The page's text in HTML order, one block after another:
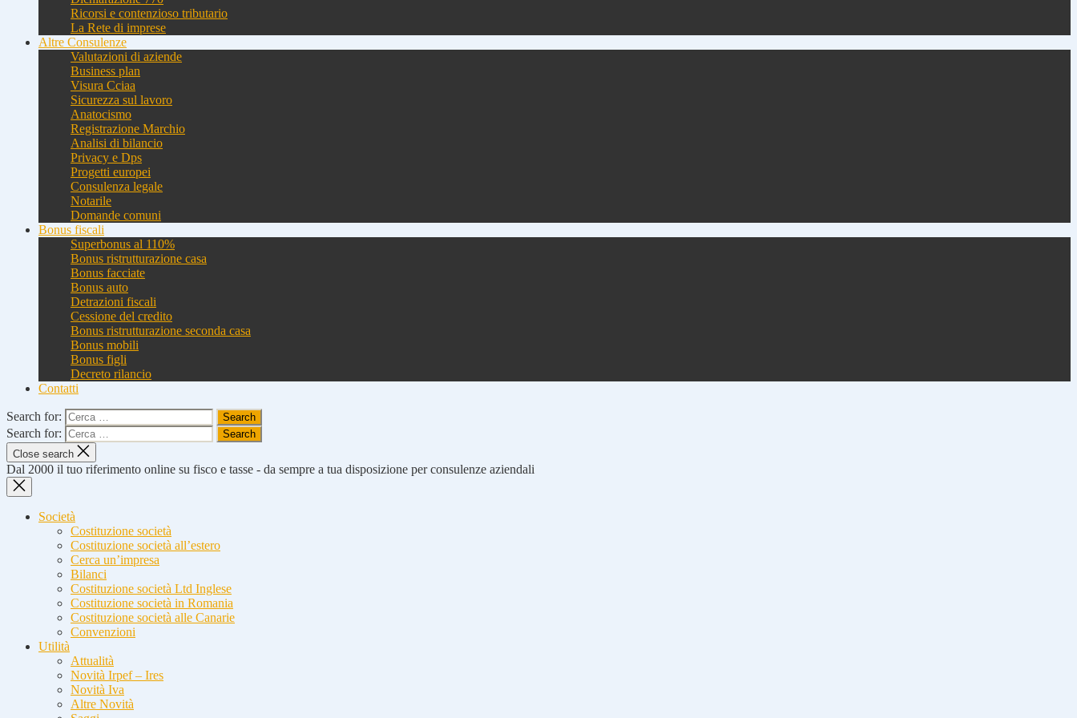
Ricorsi e contenzioso tributario
La Rete di imprese
Altre Consulenze
Valutazioni di aziende
Business plan
Visura Cciaa
Sicurezza sul lavoro
Anatocismo
Registrazione Marchio
Analisi di bilancio
Privacy e Dps
Progetti europei
Consulenza legale
Notarile
Domande comuni
Bonus fiscali
Superbonus al 110%
Bonus ristrutturazione casa
Bonus facciate
Bonus auto
Detrazioni fiscali
Cessione del credito
Bonus ristrutturazione seconda casa
Bonus mobili
Bonus figli
Decreto rilancio
Contatti
Search for:
Search for:
Close search
Dal 2000 il tuo riferimento online su fisco e tasse - da sempre a tua disposizione per consulenze aziendali
Società
Costituzione società
Costituzione società all’estero
Cerca un’impresa
Bilanci
Costituzione società Ltd Inglese
Costituzione società in Romania
Costituzione società alle Canarie
Convenzioni
Utilità
Attualità
Novità Irpef – Ires
Novità Iva
Altre Novità